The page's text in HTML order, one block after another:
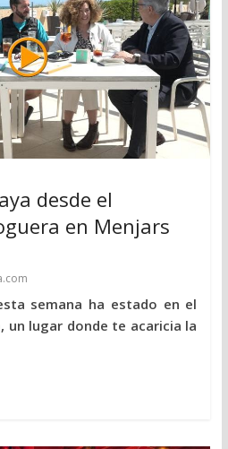
desde el
en Menjars
semana ha estado en el
un lugar donde te acaricia la